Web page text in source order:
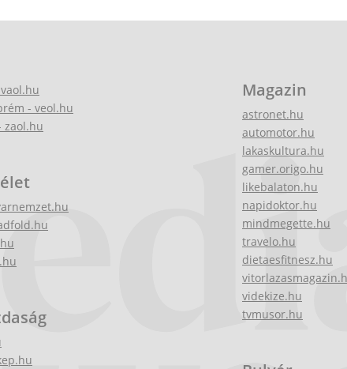
- veol.hu
zaol.hu
Magazin
astronet.hu
automotor.hu
lakaskultura.hu
gamer.origo.hu
likebalaton.hu
napidoktor.hu
mindmegette.hu
travelo.hu
dietaesfitnesz.hu
videkize.hu
tvmusor.hu